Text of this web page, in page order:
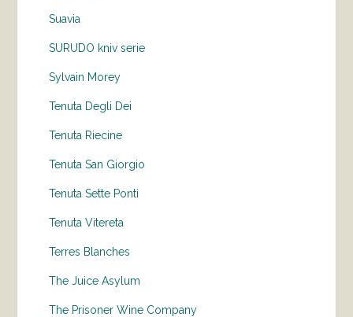
Suavia
SURUDO kniv serie
Sylvain Morey
Tenuta Degli Dei
Tenuta Riecine
Tenuta San Giorgio
Tenuta Sette Ponti
Tenuta Vitereta
Terres Blanches
The Juice Asylum
The Prisoner Wine Company